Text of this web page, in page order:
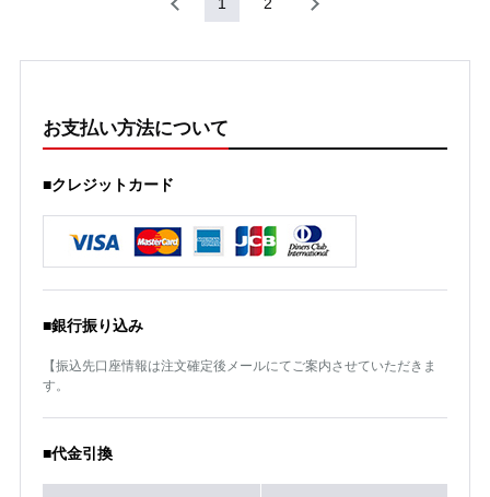
お支払い方法について
■クレジットカード
■銀行振り込み
【振込先口座情報は注文確定後メールにてご案内させていただきま
す。
■代金引換